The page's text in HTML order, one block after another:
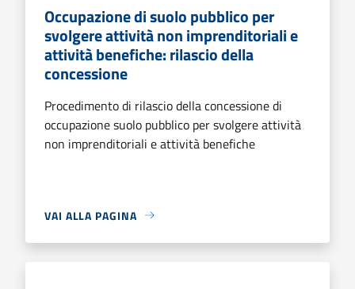
Occupazione di suolo pubblico per
svolgere attività non imprenditoriali e
attività benefiche: rilascio della
concessione
Procedimento di rilascio della concessione di
occupazione suolo pubblico per svolgere attività
non imprenditoriali e attività benefiche
VAI ALLA PAGINA